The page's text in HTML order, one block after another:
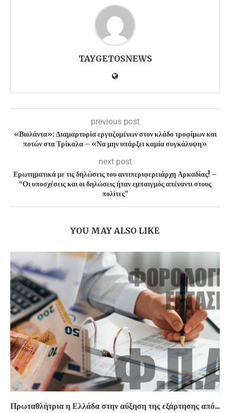
TAYGETOSNEWS
previous post
«Βιολάντα»: Διαμαρτυρία εργαζομένων στον κλάδο τροφίμων και
ποτών στα Τρίκαλα – «Να μην υπάρξει καμία συγκάλυψη»
next post
Ερωτηματικά με τις δηλώσεις του αντιπεριφερειάρχη Αρκαδίας! –
“Οι υποσχέσεις και οι δηλώσεις ήταν εμπαιγμός απέναντι στους
πολίτες”
YOU MAY ALSO LIKE
Πρωταθλήτρια η Ελλάδα στην αύξηση της εξάρτησης από...